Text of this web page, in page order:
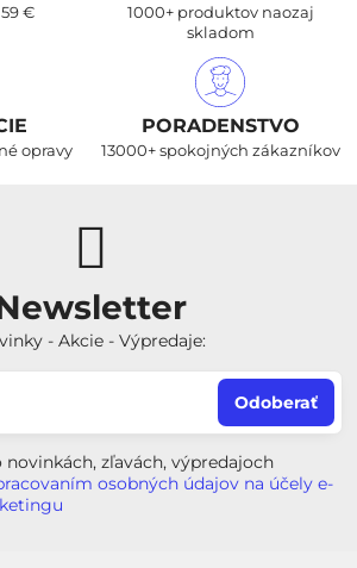
€
1000+ produktov naozaj
skladom
opravy
PORADENSTVO
13000+ spokojných zákazníkov
- Akcie - Výpredaje:
Odoberať
zľavách, výpredajoch
osobných údajov na účely e-